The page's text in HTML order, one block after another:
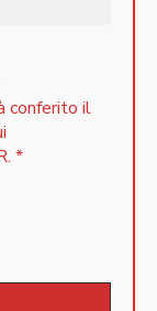
conferito il
*